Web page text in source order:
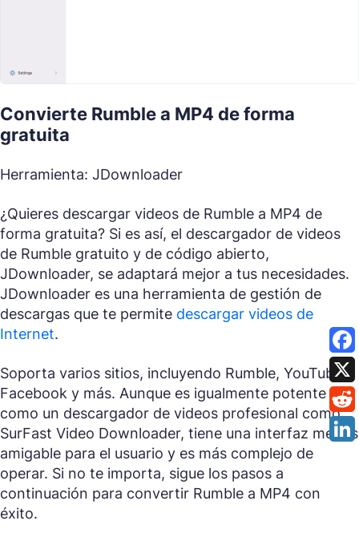
Convierte Rumble a MP4 de forma
gratuita
Herramienta: JDownloader
¿Quieres descargar videos de Rumble a MP4 de
forma gratuita? Si es así, el descargador de videos
de Rumble gratuito y de código abierto,
JDownloader, se adaptará mejor a tus necesidades.
JDownloader es una herramienta de gestión de
descargas que te permite descargar videos de
Internet.
Soporta varios sitios, incluyendo Rumble, YouTube,
Facebook y más. Aunque es igualmente potente
como un descargador de videos profesional como
SurFast Video Downloader, tiene una interfaz menos
amigable para el usuario y es más complejo de
operar. Si no te importa, sigue los pasos a
continuación para convertir Rumble a MP4 con
éxito.